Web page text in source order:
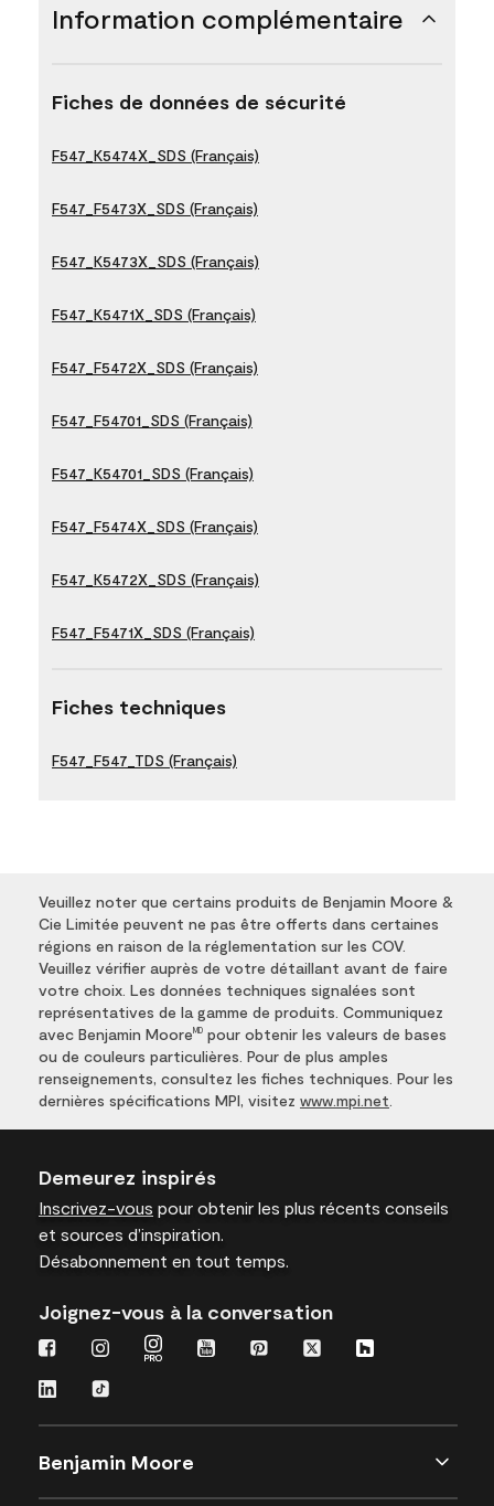
Information complémentaire
Fiches de données de sécurité
F547_K5474X_SDS (Français)
F547_F5473X_SDS (Français)
F547_K5473X_SDS (Français)
F547_K5471X_SDS (Français)
F547_F5472X_SDS (Français)
F547_F54701_SDS (Français)
F547_K54701_SDS (Français)
F547_F5474X_SDS (Français)
F547_K5472X_SDS (Français)
F547_F5471X_SDS (Français)
Fiches techniques
F547_F547_TDS (Français)
Veuillez noter que certains produits de Benjamin Moore &
Cie Limitée peuvent ne pas être offerts dans certaines
régions en raison de la réglementation sur les COV.
Veuillez vérifier auprès de votre détaillant avant de faire
votre choix. Les données techniques signalées sont
représentatives de la gamme de produits. Communiquez
avec Benjamin Moore MD pour obtenir les valeurs de bases
ou de couleurs particulières. Pour de plus amples
renseignements, consultez les fiches techniques. Pour les
dernières spécifications MPI, visitez www.mpi.net
Demeurez inspirés
Inscrivez-vous pour obtenir les plus récents conseils
et sources d’inspiration.
Désabonnement en tout temps.
Joignez-vous à la conversation
Benjamin Moore